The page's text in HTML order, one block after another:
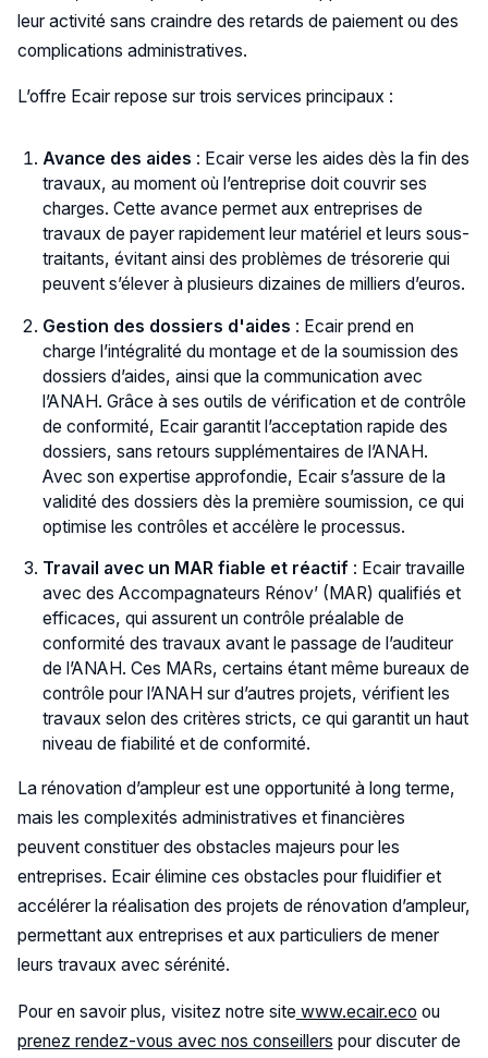
leur activité sans craindre des retards de paiement ou des
complications administratives.
L’offre Ecair repose sur trois services principaux :
Avance des aides : Ecair verse les aides dès la fin des
travaux, au moment où l’entreprise doit couvrir ses
charges. Cette avance permet aux entreprises de
travaux de payer rapidement leur matériel et leurs sous-
traitants, évitant ainsi des problèmes de trésorerie qui
peuvent s’élever à plusieurs dizaines de milliers d’euros.
Gestion des dossiers d'aides : Ecair prend en
charge l’intégralité du montage et de la soumission des
dossiers d’aides, ainsi que la communication avec
l’ANAH. Grâce à ses outils de vérification et de contrôle
de conformité, Ecair garantit l’acceptation rapide des
dossiers, sans retours supplémentaires de l’ANAH.
Avec son expertise approfondie, Ecair s’assure de la
validité des dossiers dès la première soumission, ce qui
optimise les contrôles et accélère le processus.
Travail avec un MAR fiable et réactif : Ecair travaille
avec des Accompagnateurs Rénov’ (MAR) qualifiés et
efficaces, qui assurent un contrôle préalable de
conformité des travaux avant le passage de l’auditeur
de l’ANAH. Ces MARs, certains étant même bureaux de
contrôle pour l’ANAH sur d’autres projets, vérifient les
travaux selon des critères stricts, ce qui garantit un haut
niveau de fiabilité et de conformité.
La rénovation d’ampleur est une opportunité à long terme,
mais les complexités administratives et financières
peuvent constituer des obstacles majeurs pour les
entreprises. Ecair élimine ces obstacles pour fluidifier et
accélérer la réalisation des projets de rénovation d’ampleur,
permettant aux entreprises et aux particuliers de mener
leurs travaux avec sérénité.
Pour en savoir plus, visitez notre site www.ecair.eco ou
prenez rendez-vous avec nos conseillers pour discuter de